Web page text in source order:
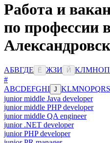
Работа и
по профессии
АБВГДЕ Ё ЖЗИ Й КЛМНОП
#
ABCDEFGHI J KLMNOPQRS
junior middle Java developer
junior middle PHP developer
junior middle QA engineer
junior .NET developer
junior PHP developer